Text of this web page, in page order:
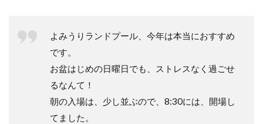
よみうりランドプール、今年は本当におすすめ
です。
お盆はじめの日曜日でも、ストレスなく過ごせ
るなんて！
朝の入場は、少し並ぶので、8:30には、開場し
てました。